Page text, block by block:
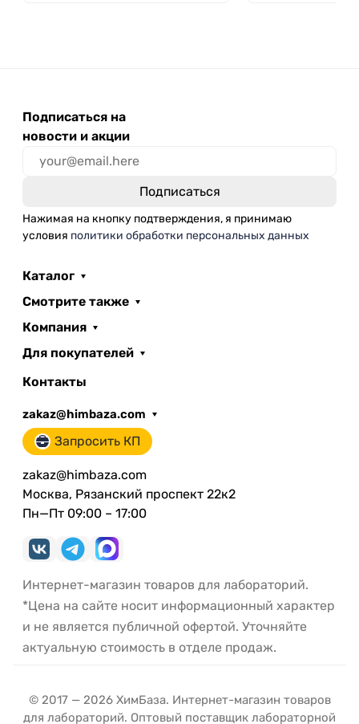
Подписаться на
новости и акции
Нажимая на кнопку подтверждения, я принимаю
условия политики обработки персональных данных
Каталог
Смотрите также
Компания
Для покупателей
Контакты
zakaz@himbaza.com
Запросить КП
zakaz@himbaza.com
Москва, Рязанский проспект 22к2
Пн—Пт 09:00 – 17:00
Интернет-магазин товаров для лабораторий.
*Цена на сайте носит информационный характер
и не является публичной офертой. Уточняйте
актуальную стоимость в отделе продаж.
© 2017 — 2026 ХимБаза. Интернет-магазин товаров
для лабораторий. Оптовый поставщик лабораторной